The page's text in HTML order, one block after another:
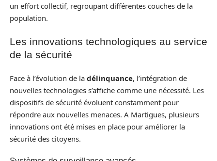
un effort collectif, regroupant différentes couches de la
population.
Les innovations technologiques au service
de la sécurité
Face à l’évolution de la délinquance, l’intégration de
nouvelles technologies s’affiche comme une nécessité. Les
dispositifs de sécurité évoluent constamment pour
répondre aux nouvelles menaces. A Martigues, plusieurs
innovations ont été mises en place pour améliorer la
sécurité des citoyens.